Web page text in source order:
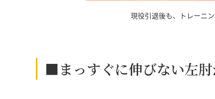
現役引退後も、トレーニ
■まっすぐに伸びない左